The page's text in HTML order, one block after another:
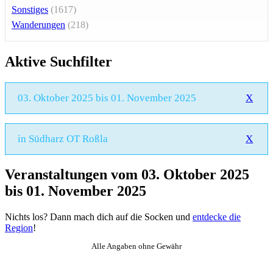
Sonstiges (1617)
Wanderungen (218)
Aktive Suchfilter
03. Oktober 2025 bis 01. November 2025 X
in Südharz OT Roßla X
Veranstaltungen vom 03. Oktober 2025
bis 01. November 2025
Nichts los? Dann mach dich auf die Socken und entdecke die
Region!
Alle Angaben ohne Gewähr